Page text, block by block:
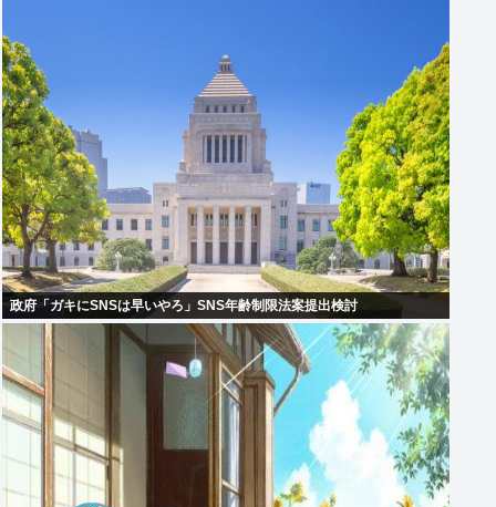
政府「ガキにSNSは早いやろ」SNS年齢制限法案提出検討